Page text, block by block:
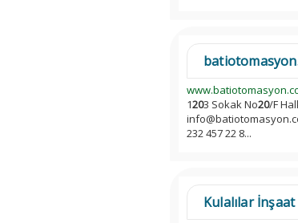
1203 Sokak No20/F
232 457 22 8...
Kulalılar